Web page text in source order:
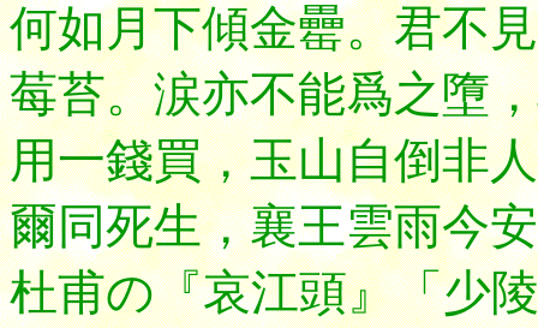
何如月下傾金罍。君不
莓苔。涙亦不能爲之墮
用一錢買，玉山自倒非
爾同死生，襄王雲雨今
杜甫の『哀江頭』「少